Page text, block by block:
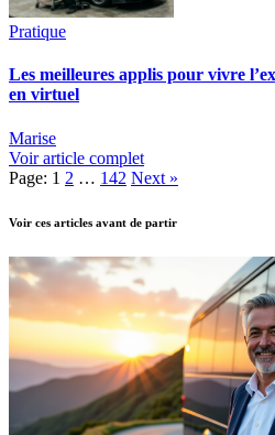
Pratique
Les meilleures applis pour vivre
en virtuel
Marise
Voir article complet
Page: 1 2 … 142 Next »
Voir ces articles avant de partir